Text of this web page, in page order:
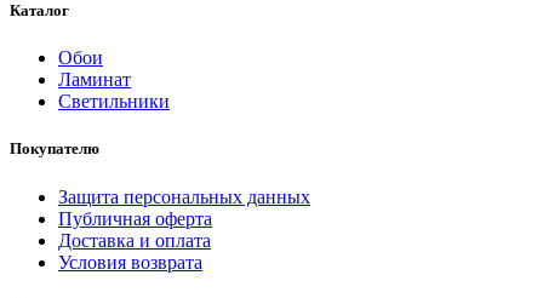
Каталог
Обои
Ламинат
Светильники
Покупателю
Защита персональных данных
Публичная оферта
Доставка и оплата
Условия возврата